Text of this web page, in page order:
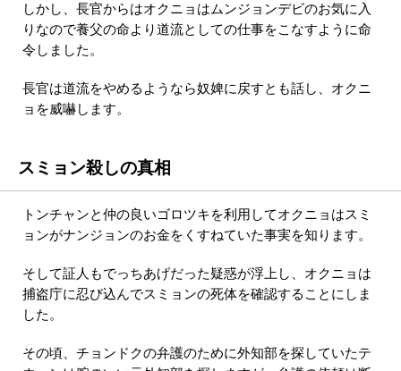
しかし、長官からはオクニョはムンジョンデビのお気に入
りなので養父の命より道流としての仕事をこなすように命
令しました。
長官は道流をやめるようなら奴婢に戻すとも話し、オクニ
ョを威嚇します。
スミョン殺しの真相
トンチャンと仲の良いゴロツキを利用してオクニョはスミ
ョンがナンジョンのお金をくすねていた事実を知ります。
そして証人もでっちあげだった疑惑が浮上し、オクニョは
捕盗庁に忍び込んでスミョンの死体を確認することにしま
した。
その頃、チョンドクの弁護のために外知部を探していたテ